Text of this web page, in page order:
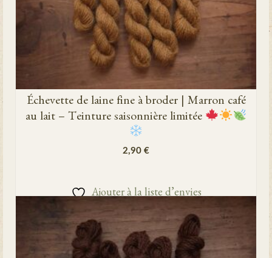
Échevette de laine fine à broder | Marron café
au lait – Teinture saisonnière limitée
2,90 €
Ajouter à la liste d’envies